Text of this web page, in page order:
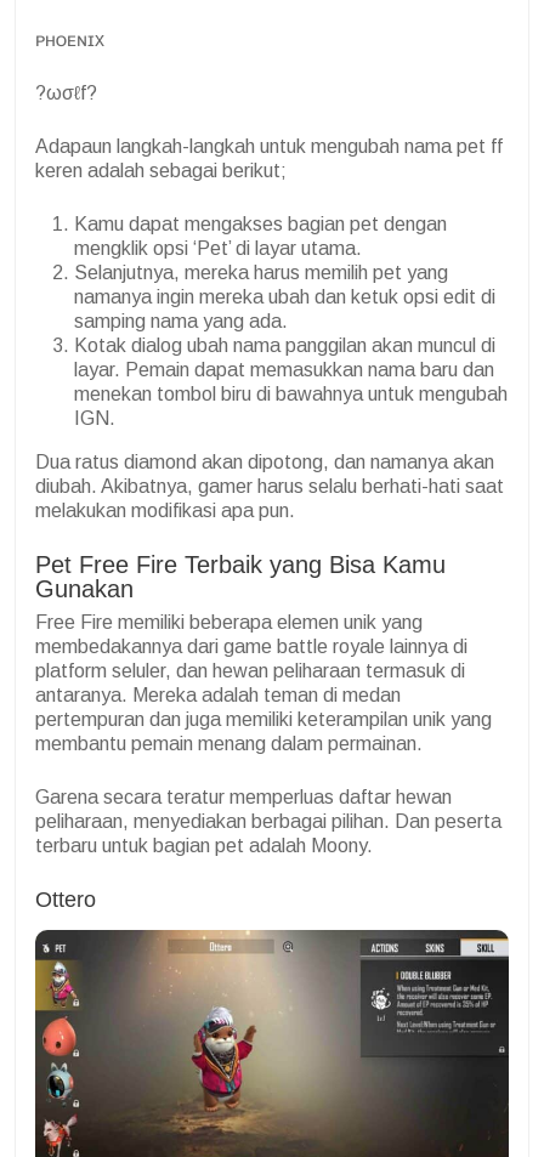
ᴘʜᴏᴇɴɪx
?ωσℓf?
Adapaun langkah-langkah untuk mengubah nama pet ff
keren adalah sebagai berikut;
Kamu dapat mengakses bagian pet dengan
mengklik opsi ‘Pet’ di layar utama.
Selanjutnya, mereka harus memilih pet yang
namanya ingin mereka ubah dan ketuk opsi edit di
samping nama yang ada.
Kotak dialog ubah nama panggilan akan muncul di
layar. Pemain dapat memasukkan nama baru dan
menekan tombol biru di bawahnya untuk mengubah
IGN.
Dua ratus diamond akan dipotong, dan namanya akan
diubah. Akibatnya, gamer harus selalu berhati-hati saat
melakukan modifikasi apa pun.
Pet Free Fire Terbaik yang Bisa Kamu
Gunakan
Free Fire memiliki beberapa elemen unik yang
membedakannya dari game battle royale lainnya di
platform seluler, dan hewan peliharaan termasuk di
antaranya. Mereka adalah teman di medan
pertempuran dan juga memiliki keterampilan unik yang
membantu pemain menang dalam permainan.
Garena secara teratur memperluas daftar hewan
peliharaan, menyediakan berbagai pilihan. Dan peserta
terbaru untuk bagian pet adalah Moony.
Ottero